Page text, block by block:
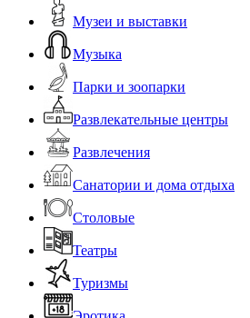
Музеи и выставки
Музыка
Парки и зоопарки
Развлекательные центры
Развлечения
Санатории и дома отдыха
Столовые
Театры
Туризмы